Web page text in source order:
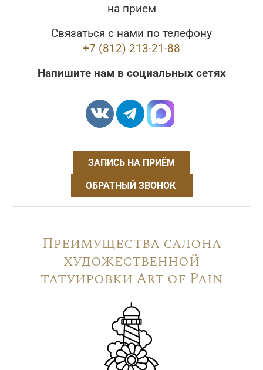
на прием
Связаться с нами по телефону
+7 (812) 213-21-88
Напишите нам в социальных сетях
ЗАПИСЬ НА ПРИЁМ
ОБРАТНЫЙ ЗВОНОК
Преимущества салона
художественной
татуировки Art of Pain